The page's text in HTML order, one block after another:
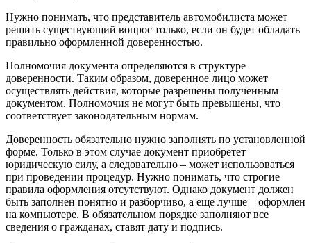
Нужно понимать, что представитель автомобилиста может
решить существующий вопрос только, если он будет обладать
правильно оформленной доверенностью.
Полномочия документа определяются в структуре
доверенности. Таким образом, доверенное лицо может
осуществлять действия, которые разрешены полученным
документом. Полномочия не могут быть превышены, что
соответствует законодательным нормам.
Доверенность обязательно нужно заполнять по установленной
форме. Только в этом случае документ приобретет
юридическую силу, а следовательно – может использоваться
при проведении процедур. Нужно понимать, что строгие
правила оформления отсутствуют. Однако документ должен
быть заполнен понятно и разборчиво, а еще лучше – оформлен
на компьютере. В обязательном порядке заполняют все
сведения о гражданах, ставят дату и подпись.